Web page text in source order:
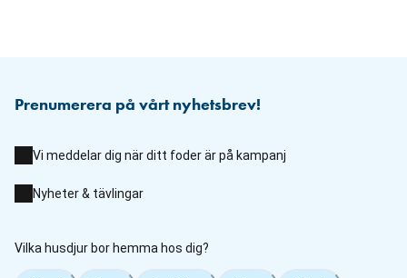
Prenumerera på vårt nyhetsbrev!
Vi meddelar dig när ditt foder är på kampanj
Nyheter & tävlingar
Vilka husdjur bor hemma hos dig?